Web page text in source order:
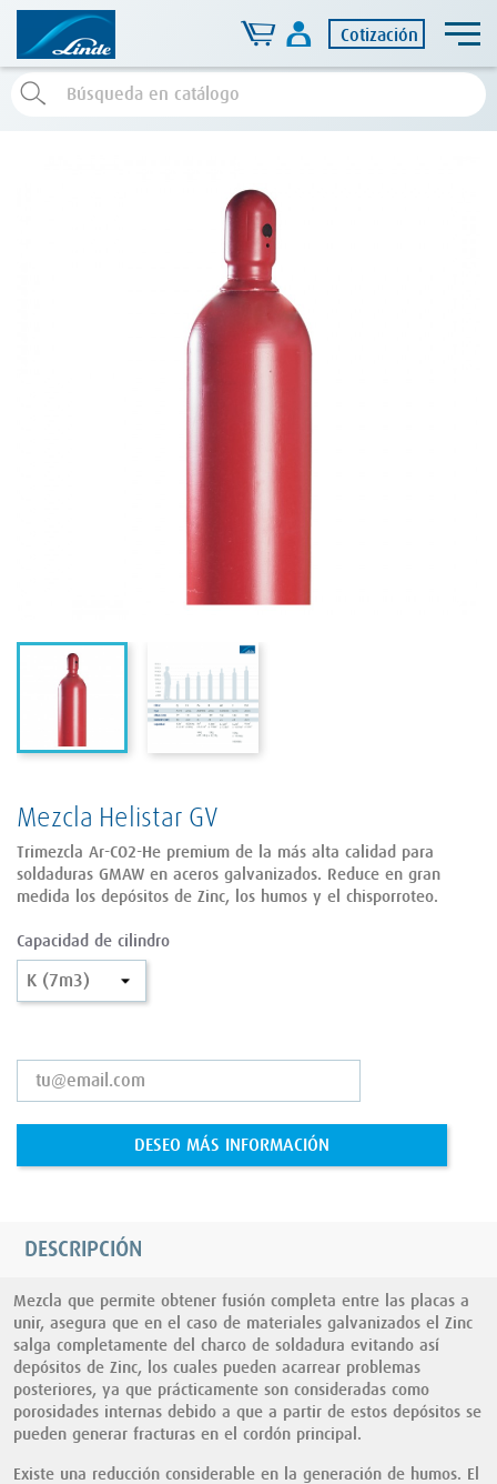
Cotización
Mezcla Helistar GV
Trimezcla Ar-CO2-He premium de la más alta calidad para
soldaduras GMAW en aceros galvanizados. Reduce en gran
medida los depósitos de Zinc, los humos y el chisporroteo.
Capacidad de cilindro
DESEO MÁS INFORMACIÓN
DESCRIPCIÓN
Mezcla que permite obtener fusión completa entre las placas a
unir, asegura que en el caso de materiales galvanizados el Zinc
salga completamente del charco de soldadura evitando así
depósitos de Zinc, los cuales pueden acarrear problemas
posteriores, ya que prácticamente son consideradas como
porosidades internas debido a que a partir de estos depósitos se
pueden generar fracturas en el cordón principal.
Existe una reducción considerable en la generación de humos. El